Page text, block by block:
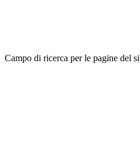
Campo di ricerca per le pagine del